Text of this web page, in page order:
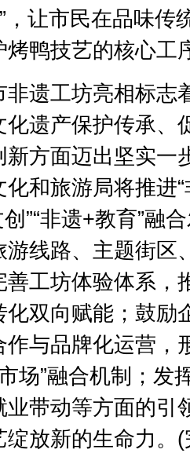
，让市民在品味传
烤鸭技艺的核心工
遗工坊亮相标志
化遗产保护传承、
新方面迈出坚实一
和旅游局将推进
”“非遗+教育”融
游线路、主题街区
善工坊体验体系，
化双向赋能；鼓励
作与品牌化运营，
场”融合机制；发
业带动等方面的引
绽放新的生命力。(